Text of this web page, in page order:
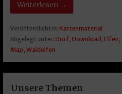
Weiterlesen →
Veröffentlicht in: Kartenmaterial
Abgelegt unter: Dorf Download Elfen
Map Waldelfen
Unsere Themen